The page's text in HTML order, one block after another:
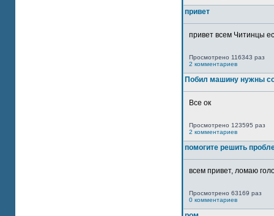
привет
привет всем Читинцы
Просмотрено 116343 раз
2 комментариев
Побил машину нужны
Все ок
Просмотрено 123595 раз
2 комментариев
помогите решить
всем привет, ломаю
Просмотрено 63169 раз
0 комментариев